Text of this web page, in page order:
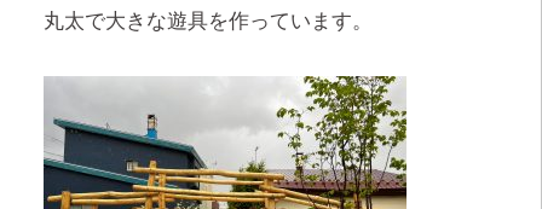
丸太で大きな遊具を作っています。